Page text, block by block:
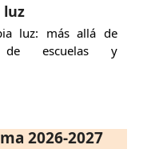
luz
luz: más allá de
escuelas y
2026-2027